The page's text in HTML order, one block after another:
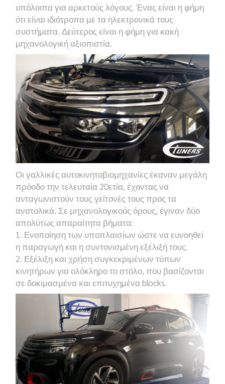
υπόλοιπα για αρκετούς λόγους. Ένας είναι η φήμη
ότι είναι ιδιότροπα με τα ηλεκτρονικά τους
συστήματα. Δεύτερος είναι η φήμη για κακή
μηχανολογική αξιοπιστία.
Οι γαλλικές αυτοκινητοβιομηχανίες έκαναν μεγάλη
πρόοδο την τελευταία 20ετία, έχοντας να
ανταγωνιστούν τους γείτονές τους προς τα
ανατολικά. Σε μηχανολογικούς όρους, έγιναν δύο
απολύτως απαραίτητα βήματα:
1. Ενοποίηση των υποπλαισίων ώστε να ευνοηθεί
η παραγωγή και η συντονισμένη εξέλιξή τους.
2. Εξέλιξη και χρήση συγκεκριμένων τύπων
κινητήρων για ολόκληρο το στόλο, που βασίζονται
σε δοκιμασμένα και επιτυχημένα blocks.